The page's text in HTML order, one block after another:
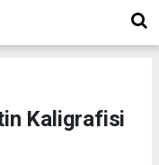
Kaligrafisi